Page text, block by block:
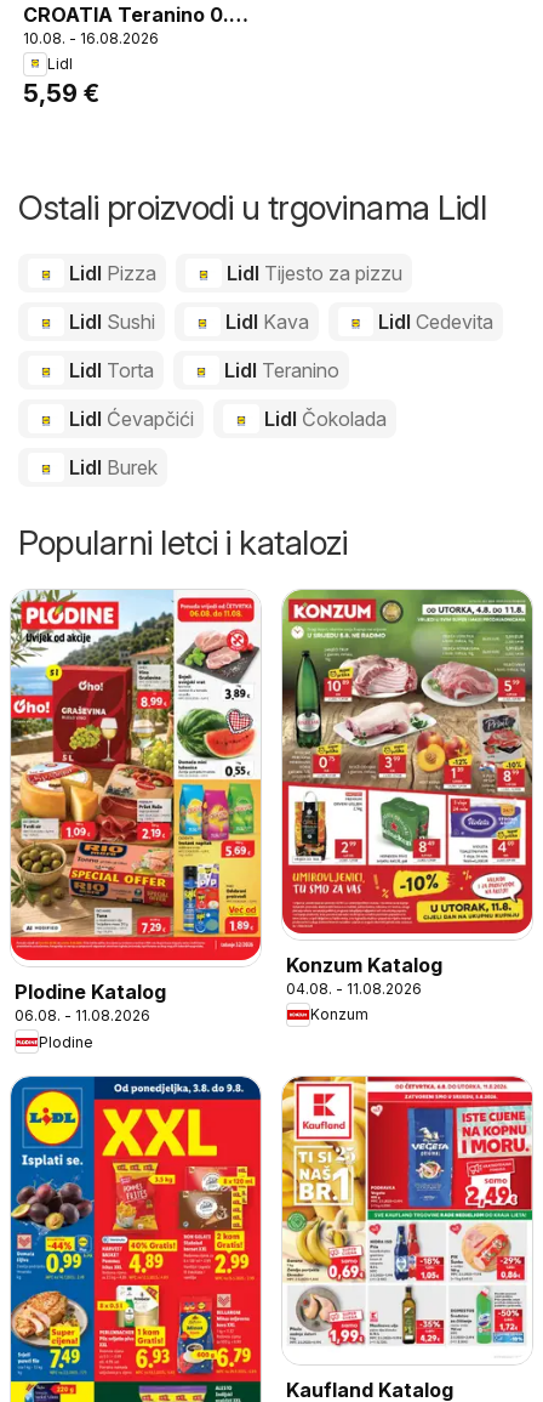
CROATIA Teranino 0.5 l
alk. 16% vol.
10.08. - 16.08.2026
Lidl
5,59 €
Ostali proizvodi u trgovinama Lidl
Lidl Pizza Lidl Tijesto za pizzu
Lidl Sushi Lidl Kava LidlCedevita
Lidl Torta Lidl Teranino
Lidl Ćevapčići Lidl Čokolada
Lidl Burek
Popularni letci i katalozi
Plodine Katalog
06.08. - 11.08.2026
Plodine
Konzum Katalog
04.08. - 11.08.2026
Konzum
Kaufland Katalog